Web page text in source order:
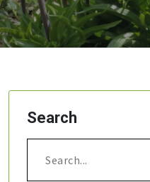
Search
Search